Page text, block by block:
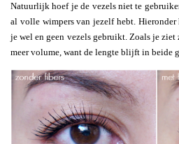
Natuurlijk hoef je de vezels niet te
al volle wimpers van jezelf hebt.
je wel en geen vezels gebruikt. Zoals je
meer volume, want de lengte blijft in beide